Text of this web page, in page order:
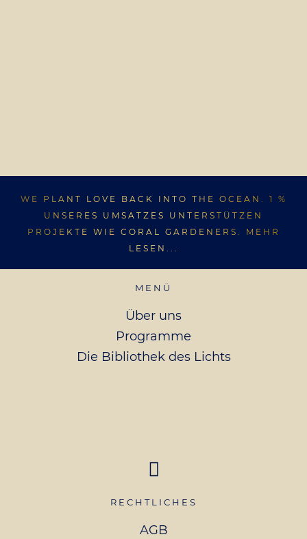
WE PLANT LOVE BACK INTO THE OCEAN. 1 %
UNSERES UMSATZES UNTERSTÜTZEN
PROJEKTE WIE CORAL GARDENERS. MEHR
LESEN...
MENÜ
Über uns
Programme
Die Bibliothek des Lichts
RECHTLICHES
AGB